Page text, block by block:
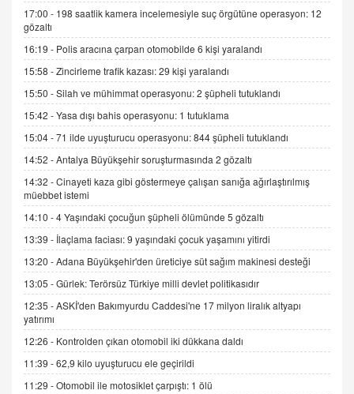
15.09.2025 16:17
SEHER EREK
Kış Ayları Geldi, Hangi Önlemler Alınmalı?
9.12.2025 10:11
İNCİ GÜL AKÖL
Trump Keşke Adana'yı da Ziyaret Etse...
06.07.2026 13:00
ADEM AKÖL
Esed Destekçilerinin Yüzüne Vurulan Şamar:
Sednaya
11.12.2024 12:30
DR. EKREM ASLAN
Gerçek Ne, Algı Ne? "Beraber Yürüyoruz"
Cümlesinin Peşinden
GÖNÜL MENEKŞE
Şifacının Yolu
04.11.2025 12:56
17:00 - 198 saatlik kamera incelemesiyle suç örgütüne operasyon: 12
gözaltı
16:19 - Polis aracına çarpan otomobilde 6 kişi yaralandı
15:58 -Zincirleme trafik kazası: 29 kişi yaralandı
15:50 -Silah ve mühimmat operasyonu: 2 şüpheli tutuklandı
15:42 -Yasa dışı bahis operasyonu: 1 tutuklama
15:04 -71 ilde uyuşturucu operasyonu: 844 şüpheli tutuklandı
14:52 -Antalya Büyükşehir soruşturmasında 2 gözaltı
14:32 -Cinayeti kaza gibi göstermeye çalışan sanığa ağırlaştırılmış
müebbet istemi
14:10 -4 Yaşındaki çocuğun şüpheli ölümünde 5 gözaltı
13:39 - İlaçlama faciası: 9 yaşındaki çocuk yaşamını yitirdi
13:20 -Adana Büyükşehir'den üreticiye süt sağım makinesi desteği
13:05 -Gürlek: Terörsüz Türkiye milli devlet politikasıdır
12:35 -ASKİ'den Bakımyurdu Caddesi'ne 17 milyon liralık altyapı
yatırımı
12:26 - Kontrolden çıkan otomobil iki dükkana daldı
11:39 -62,9 kilo uyuşturucu ele geçirildi
11:29 -Otomobil ile motosiklet çarpıştı: 1 ölü